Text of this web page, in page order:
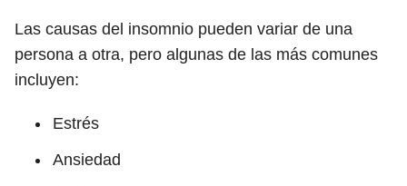
Las causas del insomnio pueden variar de una
persona a otra, pero algunas de las más comunes
incluyen:
Estrés
Ansiedad